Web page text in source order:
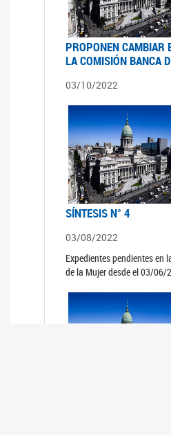
PROPONEN CAMBIAR
LA COMISIÓN BANCA
03/10/2022
SÍNTESIS N° 4
03/08/2022
Expedientes pendientes en
de la Mujer desde el 03/